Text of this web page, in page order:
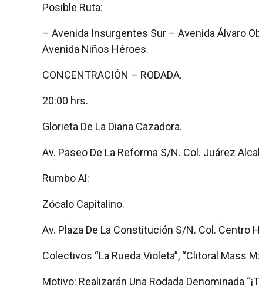
Posible Ruta:
– Avenida Insurgentes Sur – Avenida Álvaro
Avenida Niños Héroes.
CONCENTRACIÓN – RODADA.
20:00 hrs.
Glorieta De La Diana Cazadora.
Av. Paseo De La Reforma S/N. Col. Juárez
Rumbo Al:
Zócalo Capitalino.
Av. Plaza De La Constitución S/N. Col. Centro
Colectivos “La Rueda Violeta”, “Clitoral Mass
Motivo: Realizarán Una Rodada Denominada